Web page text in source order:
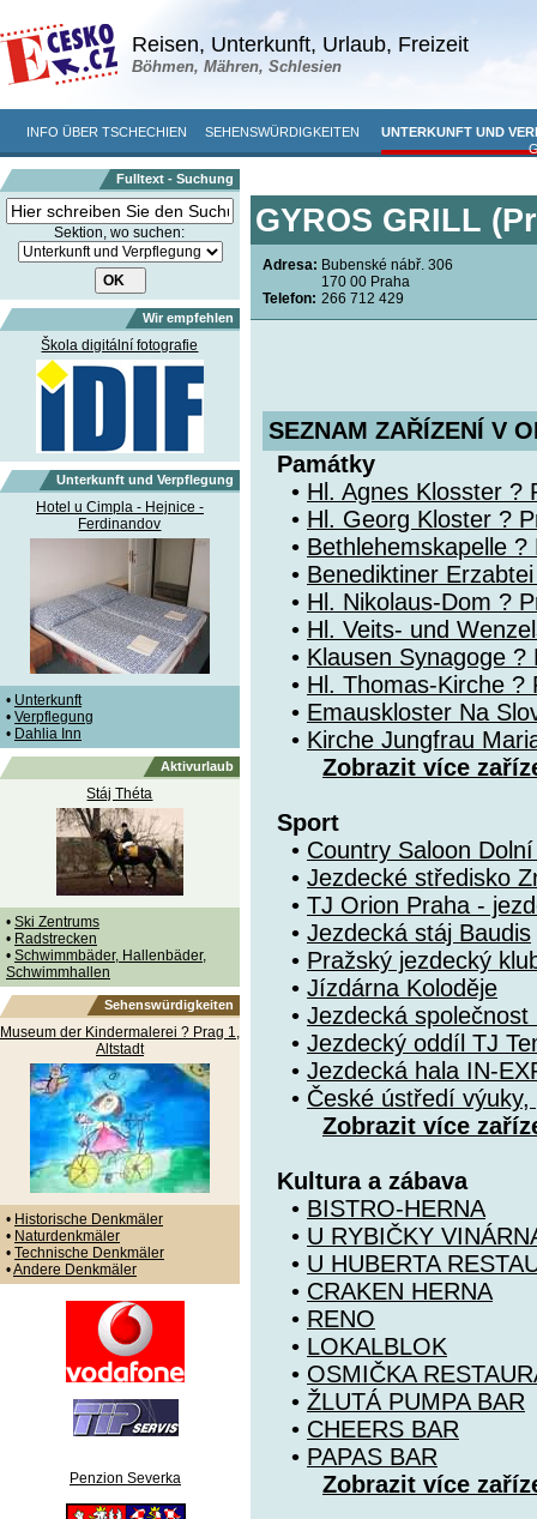
Reisen, Unterkunft, Urlaub, Freizeit
Böhmen, Mähren, Schlesien
INFO ÜBER TSCHECHIEN SEHENSWÜRDIGKEITEN
UNTERKUNFT UND
Fulltext - Suchung
Sektion, wo suchen:
Wir empfehlen
Škola digitální fotografie
Unterkunft und Verpflegung
Hotel u Cimpla - Hejnice -
Ferdinandov
• Unterkunft
• Verpflegung
• Dahlia Inn
Aktivurlaub
Stáj Théta
• Ski Zentrums
• Radstrecken
• Schwimmbäder, Hallenbäder,
Schwimmhallen
Sehenswürdigkeiten
Museum der Kindermalerei ? Prag 1,
Altstadt
• Historische Denkmäler
• Naturdenkmäler
• Technische Denkmäler
•Andere Denkmäler
Penzion Severka
GYROS GRILL
Adresa: Bubenské nábř. 306
170 00 Praha
Telefon: 266 712 429
SEZNAM ZAŘÍZENÍ V
Památky
• Hl. Agnes Klosster ?
• Hl. Georg Kloster ?
• Bethlehemskapelle
• Benediktiner
• Hl. Nikolaus-Dom ?
• Hl. Veits- und
• Klausen Synagoge ?
• Hl. Thomas-Kirche ?
• Emauskloster Na
• Kirche Jungfrau
Zobrazit více
Sport
• Country Saloon
• Jezdecké středisko
• TJ Orion Praha -
• Jezdecká stáj Baudis
• Pražský jezdecký
• Jízdárna Koloděje
• Jezdecká společnost
• Jezdecký oddíl TJ
• Jezdecká hala IN-
• České ústředí
Zobrazit více
Kultura a zábava
• BISTRO-HERNA
• U RYBIČKY
• U HUBERTA
• CRAKEN HERNA
• RENO
• LOKALBLOK
• OSMIČKA
• ŽLUTÁ PUMPA BAR
• CHEERS BAR
• PAPAS BAR
Zobrazit více